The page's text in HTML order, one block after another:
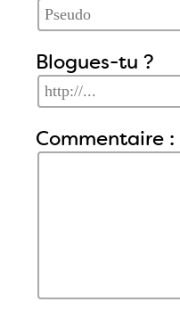
Blogues-tu ?
Commentaire :